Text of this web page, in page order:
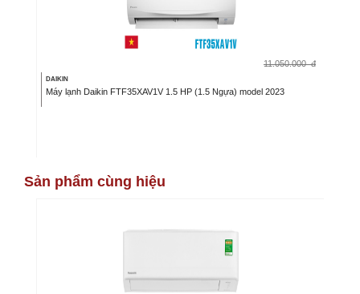
11.050.000 đ
DAIKIN
Máy lạnh Daikin FTF35XAV1V 1.5 HP (1.5 Ngựa) model 2023
Sản phẩm cùng hiệu